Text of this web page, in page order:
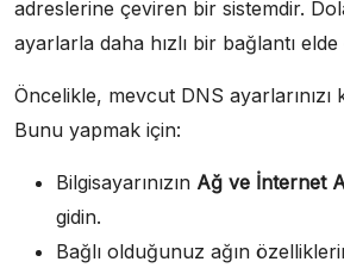
adreslerine çeviren bir sistemdir.
ayarlarla daha hızlı bir bağlantı
Öncelikle, mevcut DNS ayarlarınızı
Bunu yapmak için:
Bilgisayarınızın Ağ ve İnternet
gidin.
Bağlı olduğunuz ağın